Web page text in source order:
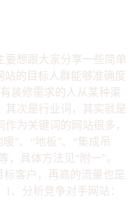
要想跟大家分享一些简单
站的目标人群能够准确度
装修需求的人从某种渠
其次是行业词，其实就是
为关键词的网站很多，
”、“地板”、“集成吊
具体方法见“附一”。
标客户，再高的流量也是
、分析竞争对手网站：